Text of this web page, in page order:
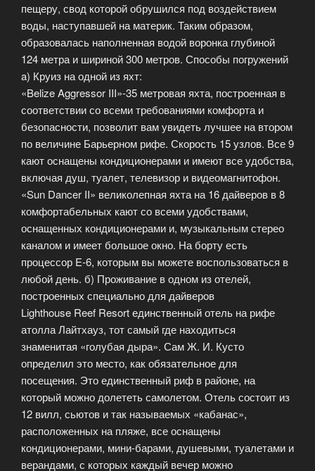
пещеру, свод которой обрушился под воздействием
воды, наступавшей на материк. Таким образом,
образовалась наполненная водой воронка глубиной
124 метра и шириной 300 метров. Способы погружений
a) Круиз на одной из яхт:
«Belize Aggressor III»-35 метровая яхта, построенная в
соответствии со всеми требованиями комфорта и
безопасности, позволит вам увидеть лучшее на втором
по величине Барьерном рифе. Скорость 15 узлов. Все 9
кают оснащены кондиционерами и имеют все удобства,
включая душ, туалет, телевизор и видеомагнитофон.
«Sun Dancer II» великолепная яхта на 16 дайверов в 8
комфортабельных кают со всеми удобствами,
оснащенных кондиционерами и, музыкальным стерео
каналом и имеет большое окно. На борту есть
процессор E-6, которым вы можете воспользоваться в
любой день. б) Проживание в одном из отелей,
построенных специально для дайверов
Lighthouse Reef Resort единственный отель на рифе
атолла Лайтхауз, тот самый где находиться
знаменитая «голубая дыра». Сам Ж. И. Кусто
определил это место, как обязательное для
посещения. Это единственный риф в районе, на
который можно долететь самолетом. Отель состоит из
12 вилл, сьютов и так называемых «кабанас»,
расположенных на пляже, все оснащены
кондиционерами, мини-барами, душевыми, туалетами и
верандами, с которых каждый вечер можно